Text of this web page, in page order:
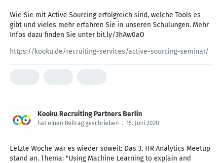
Wie Sie mit Active Sourcing erfolgreich sind, welche Tools es
gibt und vieles mehr erfahren Sie in unseren Schulungen. Mehr
Infos dazu finden Sie unter bit.ly/3hAw0aO
https://kooku.de/recruiting-services/active-sourcing-seminar/
Kooku Recruiting Partners Berlin
hat einen Beitrag geschrieben . 15. Juni 2020
Letzte Woche war es wieder soweit: Das 3. HR Analytics Meetup
stand an. Thema: "Using Machine Learning to explain and